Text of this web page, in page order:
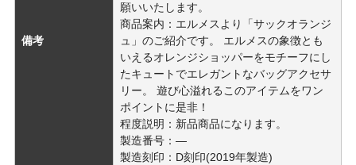
備考
願いいたします。
商品案内：エルメスより「サックオランジ
ュ」のご紹介です。 エルメスの象徴とも
いえるオレンジショッパーをモチーフにし
たキュートでエレガントなバッグアクセサ
リー。 遊び心溢れるこのアイテムをワン
ポイントに是非！
程度説明：新品商品になります。
製造番号：―
製造刻印：D刻印(2019年製造)